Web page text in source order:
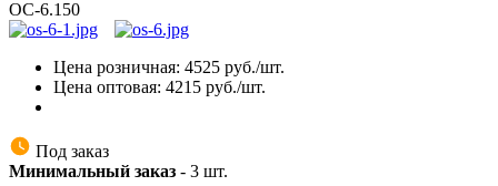
Цена розничная: 4525 руб./шт.
Цена оптовая: 4215 руб./шт.
Под заказ
Минимальный заказ - 3 шт.